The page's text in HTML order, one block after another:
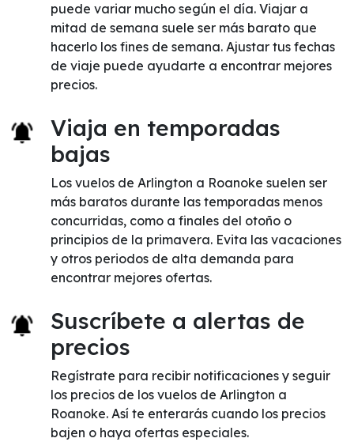
puede variar mucho según el día. Viajar a
mitad de semana suele ser más barato que
hacerlo los fines de semana. Ajustar tus fechas
de viaje puede ayudarte a encontrar mejores
precios.
Viaja en temporadas
bajas
Los vuelos de Arlington a Roanoke suelen ser
más baratos durante las temporadas menos
concurridas, como a finales del otoño o
principios de la primavera. Evita las vacaciones
y otros periodos de alta demanda para
encontrar mejores ofertas.
Suscríbete a alertas de
precios
Regístrate para recibir notificaciones y seguir
los precios de los vuelos de Arlington a
Roanoke. Así te enterarás cuando los precios
bajen o haya ofertas especiales.